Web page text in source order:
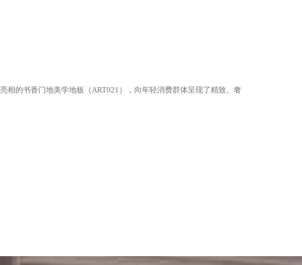
的书香门地美学地板（ART021），向年轻消费群体呈现了精致、奢